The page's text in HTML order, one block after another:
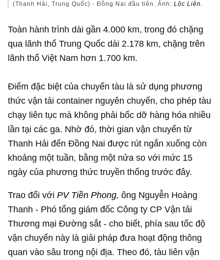
(Thanh Hải, Trung Quốc) - Đồng Nai đầu tiên. Ảnh:Lộc Liên.
Toàn hành trình dài gần 4.000 km, trong đó chặng
qua lãnh thổ Trung Quốc dài 2.178 km, chặng trên
lãnh thổ Việt Nam hơn 1.700 km.
Điểm đặc biệt của chuyến tàu là sử dụng phương
thức vận tải container nguyên chuyến, cho phép tàu
chạy liên tục mà không phải bốc dỡ hàng hóa nhiều
lần tại các ga. Nhờ đó, thời gian vận chuyển từ
Thanh Hải đến Đồng Nai được rút ngắn xuống còn
khoảng một tuần, bằng một nửa so với mức 15
ngày của phương thức truyền thống trước đây.
Trao đổi vớiPV Tiền Phong, ông Nguyễn Hoàng
Thanh - Phó tổng giám đốc Công ty CP Vận tải
Thương mại Đường sắt - cho biết, phía sau tốc độ
vận chuyển này là giải pháp đưa hoạt động thông
quan vào sâu trong nội địa. Theo đó, tàu liên vận